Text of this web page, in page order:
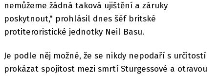
nemůžeme žádná taková ujištění a záruky
poskytnout," prohlásil dnes šéf britské
protiteroristické jednotky Neil Basu.
Je podle něj možné, že se nikdy nepodaří s určitostí
prokázat spojitost mezi smrtí Sturgessové a otravou